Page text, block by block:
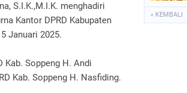
S.I.K.,M.I.K. menghadiri
Kantor DPRD Kabupaten
Januari 2025.
Kab. Soppeng H. Andi
Kab. Soppeng H. Nasfiding.
« KEMBALI